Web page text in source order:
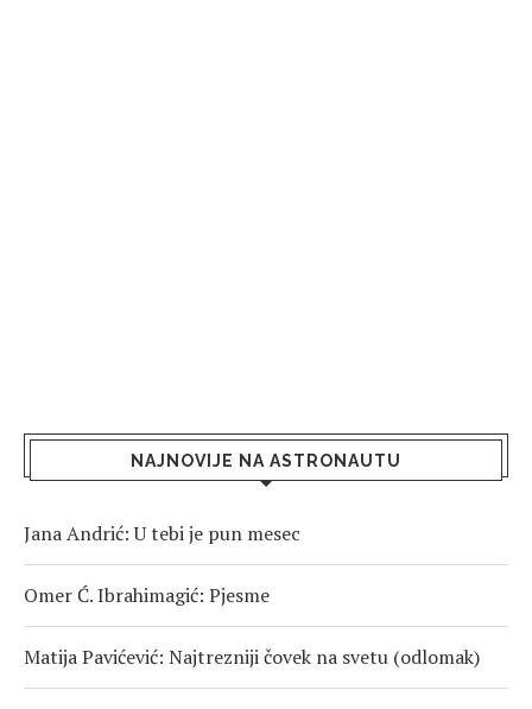
NAJNOVIJE NA ASTRONAUTU
Jana Andrić: U tebi je pun mesec
Omer Ć. Ibrahimagić: Pjesme
Matija Pavićević: Najtrezniji čovek na svetu (odlomak)